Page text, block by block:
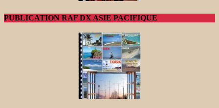
PUBLICATION RAF DX ASIE PACIFIQUE